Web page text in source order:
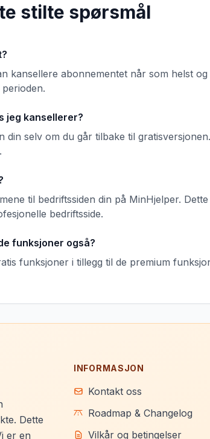
stilte spørsmål
kansellere abonnementet når som helst
jeg kansellerer?
selv om du går tilbake til
til bedriftssiden din på MinHjelper.
bedriftsside.
funksjoner også?
funksjoner i tillegg til de premium
Dette
er en
INFORMASJON
Kontakt oss
Roadmap & Changelog
Vilkår og betingelser